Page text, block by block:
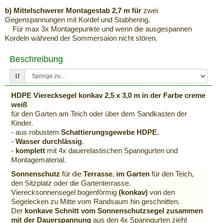
b) Mittelschwerer Montagestab 2,7 m für zwei
Gegenspannungen mit Kordel und Stabhering.
Für max 3x Montagepunkte und wenn die ausgespannen
Kordeln während der Sommersaion nicht stören.
Beschreibung
HDPE Vierecksegel konkav 2,5 x 3,0 m in der Farbe creme
weiß
für den Garten am Teich oder über dem Sandkasten der
Kinder.
- aus robustem Schattierungsgewebe HDPE.
- Wasser durchlässig.
- komplett mit 4x dauerelastischen Spanngurten und
Montagematerial.
Sonnenschutz für die Terrasse, im Garten für den Teich,
den Sitzplatz oder die Gartenterrasse.
Vierecksonnensegel bogenförmig (konkav) von den
Segelecken zu Mitte vom Randsaum hin geschnitten.
Der konkave Schnitt vom Sonnenschutzsegel zusammen
mit der Dauerspannung aus den 4x Spanngurten zieht